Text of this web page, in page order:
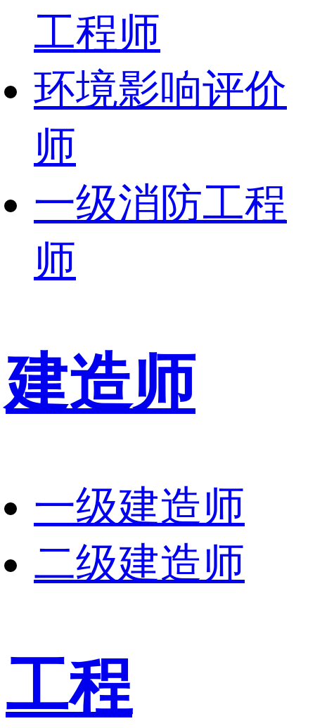
工程师
环境影响评价
师
一级消防工程
师
建造师
一级建造师
二级建造师
工程